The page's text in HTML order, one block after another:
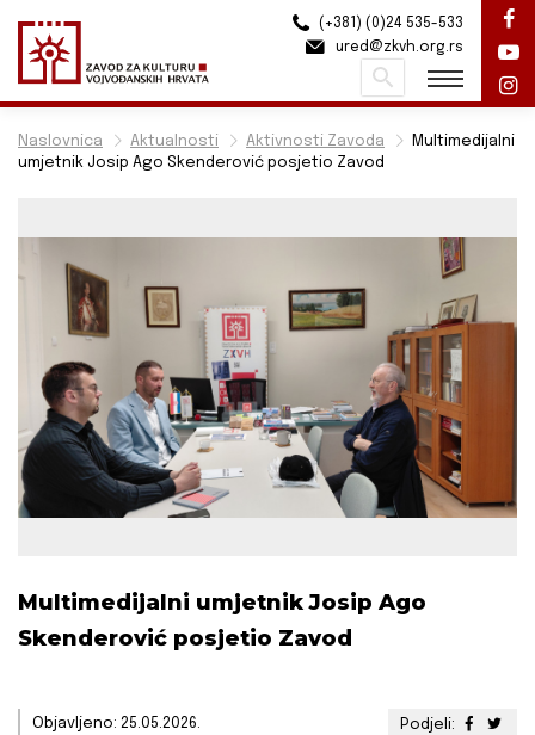
Naslovnica Aktualnosti Aktivnosti Zavoda
Multimedijalni
umjetnik Josip Ago Skenderović posjetio Zavod
Multimedijalni umjetnik Josip Ago
Skenderović posjetio Zavod
Podjeli:
Objavljeno: 25.05.2026.
(+381) (0)24 535-533
ured@zkvh.org.rs
Pretraži